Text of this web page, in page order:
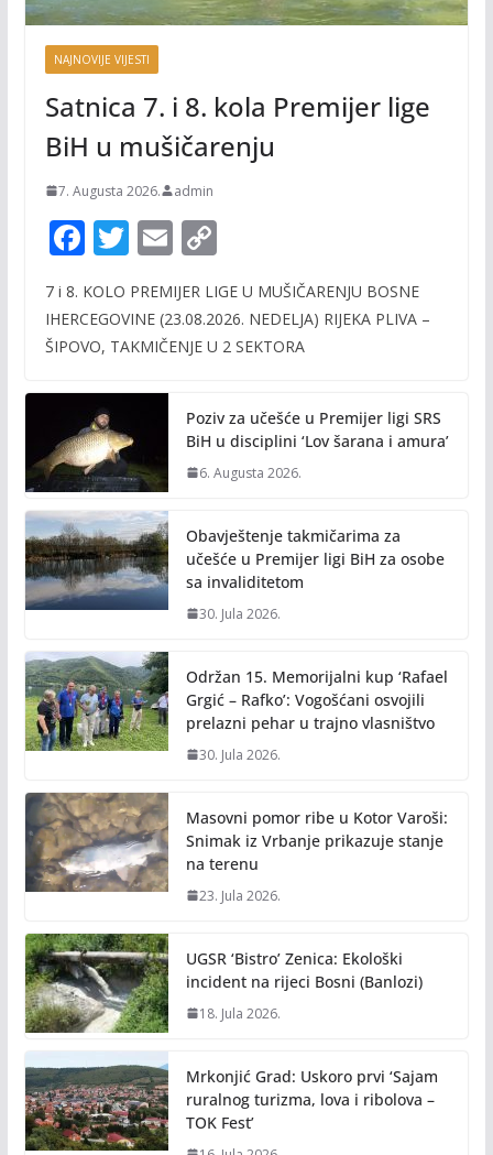
NAJNOVIJE VIJESTI
Satnica 7. i 8. kola Premijer lige
BiH u mušičarenju
7. Augusta 2026. admin
F
e
b
o
k
T
itt
er
E
ai
l
C
p
y
n
k
7 i 8. KOLO PREMIJER LIGE U MUŠIČARENJU BOSNE
IHERCEGOVINE (23.08.2026. NEDELJA) RIJEKA PLIVA –
ŠIPOVO, TAKMIČENJE U 2 SEKTORA
Poziv za učešće u Premijer ligi SRS
BiH u disciplini ‘Lov šarana i amura’
6. Augusta 2026.
Obavještenje takmičarima za
učešće u Premijer ligi BiH za osobe
sa invaliditetom
30. Jula 2026.
Održan 15. Memorijalni kup ‘Rafael
Grgić – Rafko’: Vogošćani osvojili
prelazni pehar u trajno vlasništvo
30. Jula 2026.
Masovni pomor ribe u Kotor Varoši:
Snimak iz Vrbanje prikazuje stanje
na terenu
23. Jula 2026.
UGSR ‘Bistro’ Zenica: Ekološki
incident na rijeci Bosni (Banlozi)
18. Jula 2026.
Mrkonjić Grad: Uskoro prvi ‘Sajam
ruralnog turizma, lova i ribolova –
TOK Fest’